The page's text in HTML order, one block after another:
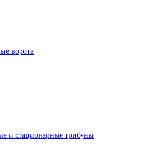
ворота
и стационарные трибуны